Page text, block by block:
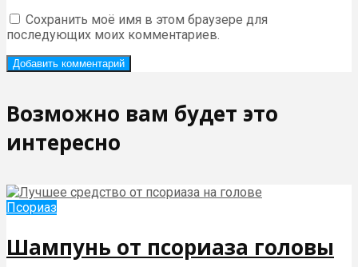
Сохранить моё имя в этом браузере для
последующих моих комментариев.
Возможно вам будет это
интересно
Псориаз
Шампунь от псориаза головы